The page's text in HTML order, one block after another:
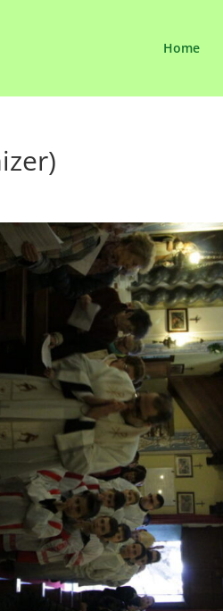
Home